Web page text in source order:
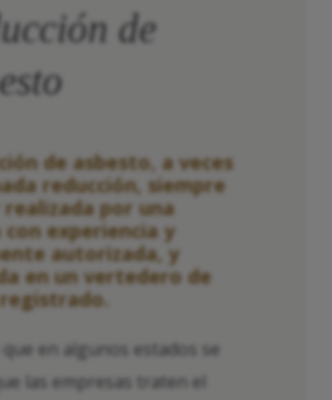
de
de asbesto, a veces
reducción, siempre
realizada por una
con experiencia y
autorizada, y
en un vertedero de
que en algunos estados se
las empresas traten el